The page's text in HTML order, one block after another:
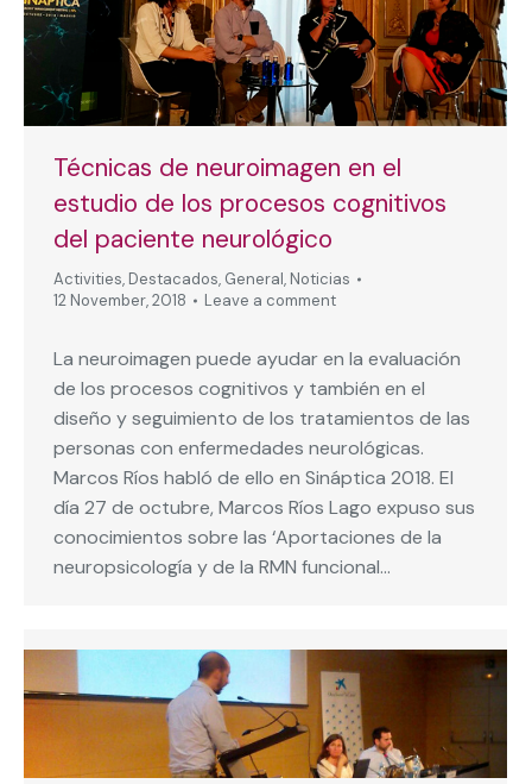
Técnicas de neuroimagen en el
estudio de los procesos cognitivos
del paciente neurológico
Activities, Destacados, General, Noticias
12 November, 2018
Leave a comment
La neuroimagen puede ayudar en la evaluación
de los procesos cognitivos y también en el
diseño y seguimiento de los tratamientos de las
personas con enfermedades neurológicas.
Marcos Ríos habló de ello en Sináptica 2018. El
día 27 de octubre, Marcos Ríos Lago expuso sus
conocimientos sobre las ‘Aportaciones de la
neuropsicología y de la RMN funcional…